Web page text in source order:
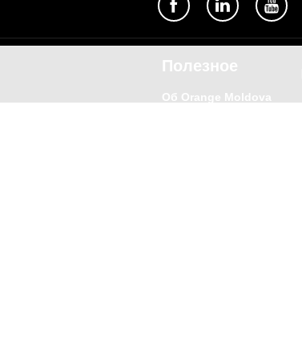
Полезное
Об Orange Moldova